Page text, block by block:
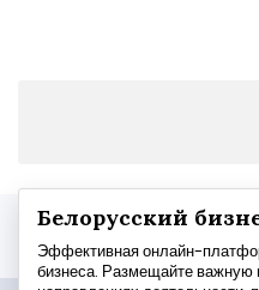
Белорусский
Эффективная онлайн-
бизнеса. Размещайте